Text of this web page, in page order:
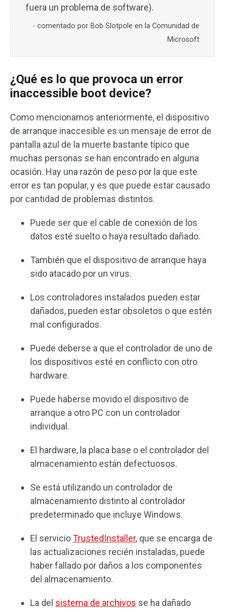
fuera un problema de software).
- comentado por Bob Slotpole en la Comunidad de
Microsoft
¿Qué es lo que provoca un error
inaccessible boot device?
Como mencionamos anteriormente, el dispositivo
de arranque inaccesible es un mensaje de error de
pantalla azul de la muerte bastante típico que
muchas personas se han encontrado en alguna
ocasión. Hay una razón de peso por la que este
error es tan popular, y es que puede estar causado
por cantidad de problemas distintos.
Puede ser que el cable de conexión de los
datos esté suelto o haya resultado dañado.
También que el dispositivo de arranque haya
sido atacado por un virus.
Los controladores instalados pueden estar
dañados, pueden estar obsoletos o que estén
mal configurados.
Puede deberse a que el controlador de uno de
los dispositivos esté en conflicto con otro
hardware.
Puede haberse movido el dispositivo de
arranque a otro PC con un controlador
individual.
El hardware, la placa base o el controlador del
almacenamiento están defectuosos.
Se está utilizando un controlador de
almacenamiento distinto al controlador
predeterminado que incluye Windows.
El servicioTrustedInstaller, que se encarga de
las actualizaciones recién instaladas, puede
haber fallado por daños a los componentes
del almacenamiento.
La del sistema de archivos se ha dañado